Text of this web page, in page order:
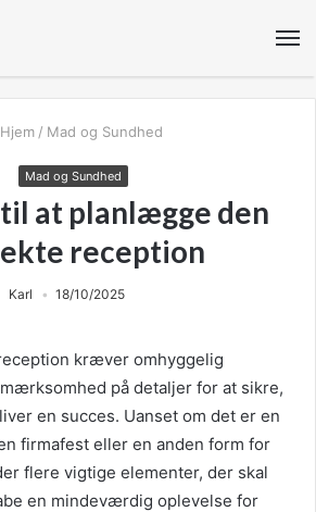
Hjem / Mad og Sundhed
Mad og Sundhed
til at planlægge den
reception
Karl 18/10/2025
kræver omhyggelig
på detaljer for at sikre,
en succes. Uanset om det er en
firmafest eller en anden form for
flere vigtige elementer, der skal
en mindeværdig oplevelse for